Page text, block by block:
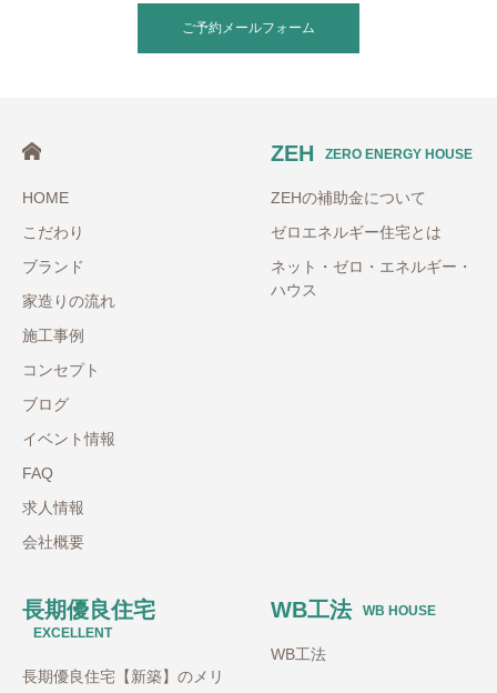
ご予約メールフォーム
HOME
こだわり
ブランド
家造りの流れ
施工事例
コンセプト
ブログ
イベント情報
FAQ
求人情報
会社概要
ZEH ZERO ENERGY HOUSE
ZEHの補助金について
ゼロエネルギー住宅とは
ネット・ゼロ・エネルギー・
ハウス
長期優良住宅
EXCELLENT
長期優良住宅【新築】のメリ
WB工法 WB HOUSE
WB工法